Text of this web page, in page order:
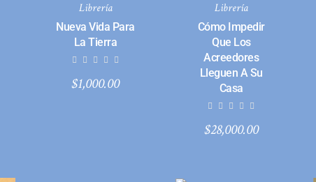
Librería
Nueva Vida Para
La Tierra
$1,000.00
Librería
Cómo Impedir
Que Los
Acreedores
Lleguen A Su
Casa
$28,000.00